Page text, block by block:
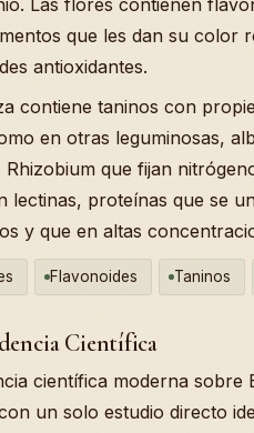
que les dan su color
antioxidantes.
contiene taninos con
en otras leguminosas,
Rhizobium que fijan
lectinas, proteínas que se
y que en altas
Flavonoides Taninos
Científica
científica moderna sobre
un solo estudio directo